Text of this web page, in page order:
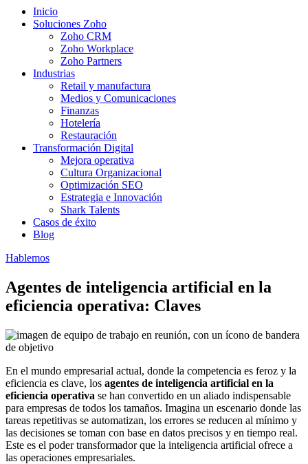
Inicio
Soluciones Zoho
Zoho CRM
Zoho Workplace
Zoho Partners
Industrias
Retail y manufactura
Medios y Comunicaciones
Finanzas
Hotelería
Restauración
Transformación Digital
Mejora operativa
Cultura Organizacional
Optimización SEO
Estrategia e Innovación
Shark Talents
Casos de éxito
Blog
Hablemos
Agentes de inteligencia artificial en la
eficiencia operativa: Claves
En el mundo empresarial actual, donde la competencia es feroz y la
eficiencia es clave, los agentes de inteligencia artificial en la
eficiencia operativa se han convertido en un aliado indispensable
para empresas de todos los tamaños. Imagina un escenario donde las
tareas repetitivas se automatizan, los errores se reducen al mínimo y
las decisiones se toman con base en datos precisos y en tiempo real.
Este es el poder transformador que la inteligencia artificial ofrece a
las operaciones empresariales.